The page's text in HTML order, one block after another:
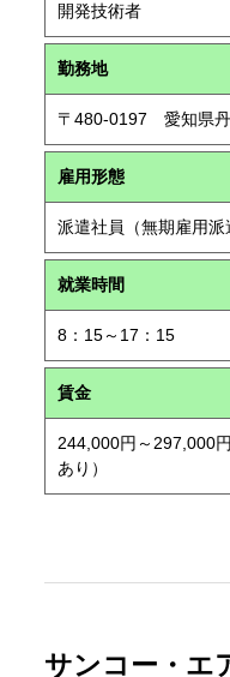
開発技術者
勤務地
〒480-0197 愛知県
雇用形態
派遣社員（無期雇用
就業時間
8：15～17：15
賃金
244,000円～297,000
あり）
サンコー・エ